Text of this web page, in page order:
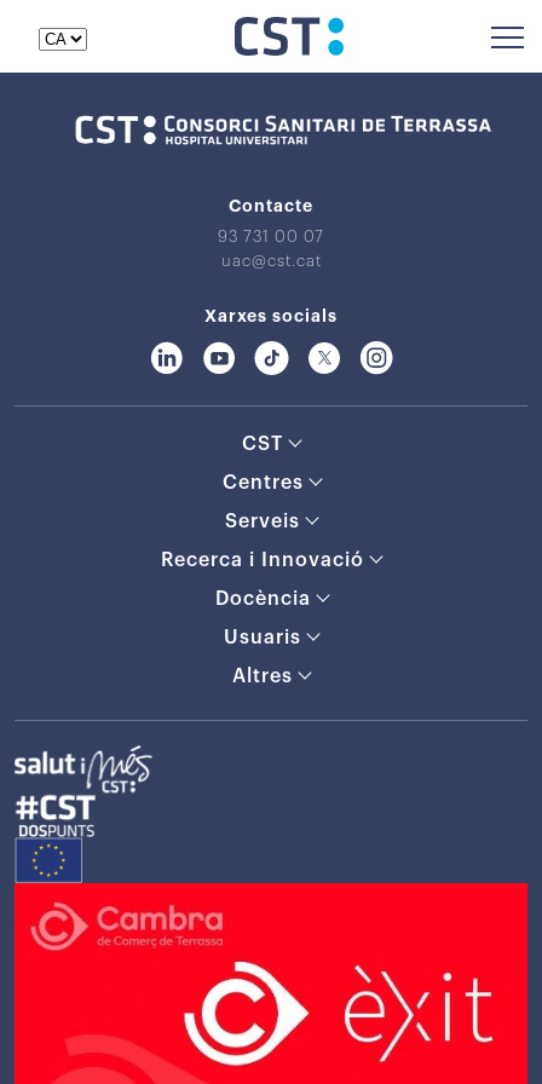
Contacte
93 731 00 07
uac@cst.cat
Xarxes socials
CST
Centres
Serveis
Recerca i Innovació
Docència
Usuaris
Altres